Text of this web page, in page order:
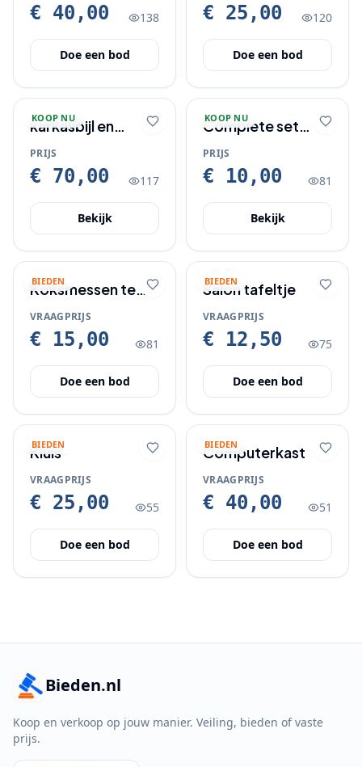
€ 40,00 138
Doe een bod
€ 25,00 120
Doe een bod
KOOP NU
karkasbijl en
beenderzaag
PRIJS
€ 70,00 117
Bekijk
KOOP NU
Complete set
espressokopjes
met tray
PRIJS
€ 10,00 81
Bekijk
BIEDEN
Koksmessen te
koop
VRAAGPRIJS
€ 15,00 81
Doe een bod
BIEDEN
Salon tafeltje
VRAAGPRIJS
€ 12,50 75
Doe een bod
BIEDEN
Kluis
VRAAGPRIJS
€ 25,00 55
Doe een bod
BIEDEN
Computerkast
VRAAGPRIJS
€ 40,00 51
Doe een bod
Bieden.nl
Koop en verkoop op jouw manier. Veiling, bieden of vaste
prijs.